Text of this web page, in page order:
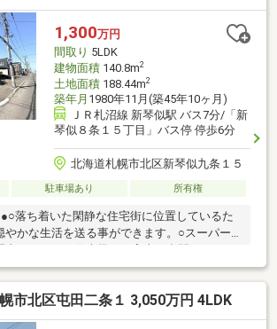
歩2分でJR新琴似駅・地下鉄麻生駅方面のア
1,300万円
間取り 5LDK
建物面積140.8m2
土地面積188.44m2
築年月 1980年11月(築45年10ヶ月)
ＪＲ札沼線 新琴似駅 バス7分/「新
琴似８条１５丁目」バス停 停歩6分
北海道札幌市北区新琴似九条１５
駐車場あり 所有権
落ち着いた閑静な住宅街に位置しているた
やかな生活を送る事ができます。○スーパー
れます♪○小学校まで徒歩4分と近いため、毎
あります！お子様を安心してお見送りできる
○近隣にはお子様が元気に遊べる公園があ
境です！四季の移ろいを感じながらのびのび
市北区屯田二条１ 3,050万円 4LDK